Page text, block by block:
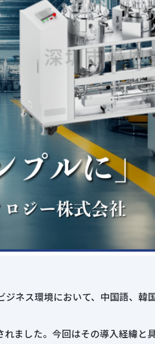
ネス環境において、中国語、
ました。今回はその導入経緯